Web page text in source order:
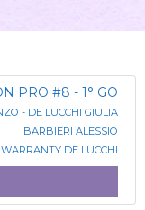
PRO #8 - 1° GO
- DE LUCCHI GIULIA
BARBIERI ALESSIO
DE LUCCHI